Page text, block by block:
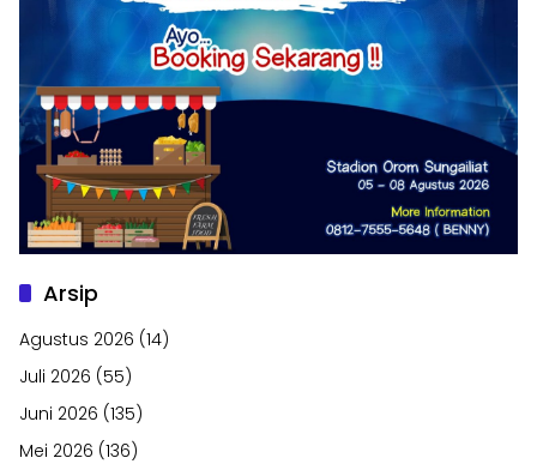
Arsip
Agustus 2026 (14)
Juli 2026 (55)
Juni 2026 (135)
Mei 2026 (136)